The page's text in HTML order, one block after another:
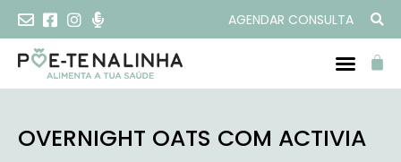
AGENDAR CONSULTA
OVERNIGHT OATS COM ACTIVIA